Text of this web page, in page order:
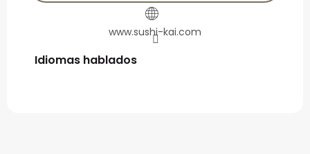
www.sushi-kai.com
Idiomas hablados
Idiomas hablados